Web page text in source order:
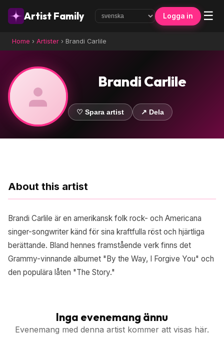
Artist Family Logga in ☰
Home › Artister › Brandi Carlile
Brandi Carlile
♡ Spara artist ↗ Dela
About this artist
Brandi Carlile är en amerikansk folk rock- och Americana
singer-songwriter känd för sina kraftfulla röst och hjärtliga
berättande. Bland hennes framstående verk finns det
Grammy-vinnande albumet "By the Way, I Forgive You" och
den populära låten "The Story."
Inga evenemang ännu
Evenemang med denna artist kommer att visas här.